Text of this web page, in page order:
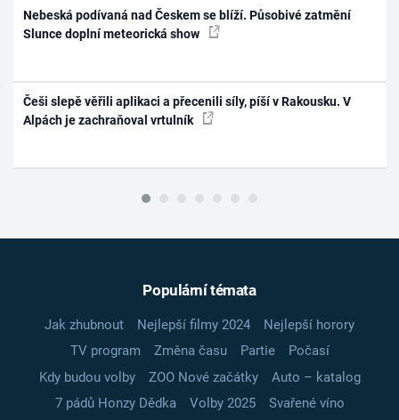
Nebeská podívaná nad Českem se blíží. Působivé zatmění
Slunce doplní meteorická show
Češi slepě věřili aplikaci a přecenili síly, píší v Rakousku. V
Alpách je zachraňoval vrtulník
Populární témata
Jak zhubnout Nejlepší filmy 2024
Nejlepší horory
TV program
Změna času Partie
Počasí
Kdy budou volby
ZOO Nové začátky
Auto – katalog
7 pádů Honzy Dědka
Volby 2025
Svařené víno